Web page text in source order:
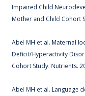
Impaired Child
Mother and Child Cohort
Abel MH et al. Maternal
Deficit/Hyperactivity
Cohort Study. Nutrients.
Abel MH et al. Language